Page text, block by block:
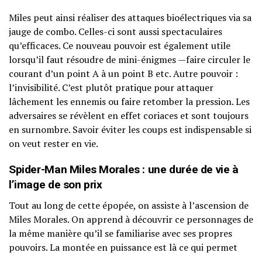
Miles peut ainsi réaliser des attaques bioélectriques via sa
jauge de combo. Celles-ci sont aussi spectaculaires
qu’efficaces. Ce nouveau pouvoir est également utile
lorsqu’il faut résoudre de mini-énigmes —faire circuler le
courant d’un point A à un point B etc. Autre pouvoir :
l’invisibilité. C’est plutôt pratique pour attaquer
lâchement les ennemis ou faire retomber la pression. Les
adversaires se révèlent en effet coriaces et sont toujours
en surnombre. Savoir éviter les coups est indispensable si
on veut rester en vie.
Spider-Man Miles Morales : une durée de vie à
l’image de son prix
Tout au long de cette épopée, on assiste à l’ascension de
Miles Morales. On apprend à découvrir ce personnages de
la même manière qu’il se familiarise avec ses propres
pouvoirs. La montée en puissance est là ce qui permet